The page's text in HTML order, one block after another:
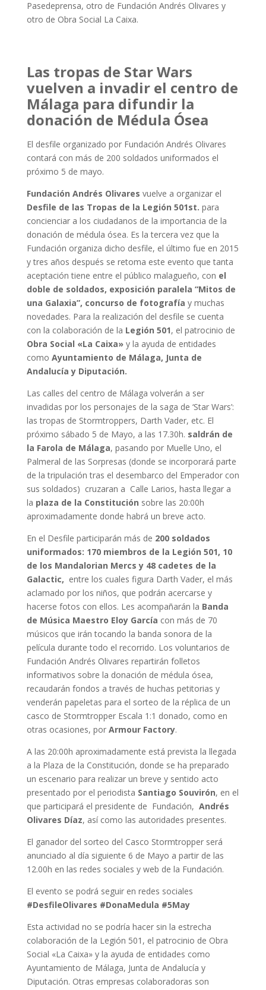
Pasedeprensa, otro de Fundación Andrés Olivares y
otro de Obra Social La Caixa.
Las tropas de Star Wars
vuelven a invadir el centro de
Málaga para difundir la
donación de Médula Ósea
El desfile organizado por Fundación Andrés Olivares
contará con más de 200 soldados uniformados el
próximo 5 de mayo.
Fundación Andrés Olivares vuelve a organizar el
Desfile de las Tropas de la Legión 501st. para
concienciar a los ciudadanos de la importancia de la
donación de médula ósea. Es la tercera vez que la
Fundación organiza dicho desfile, el último fue en 2015
y tres años después se retoma este evento que tanta
aceptación tiene entre el público malagueño, con el
doble de soldados, exposición paralela “Mitos de
una Galaxia”, concurso de fotografía y muchas
novedades. Para la realización del desfile se cuenta
con la colaboración de la Legión 501, el patrocinio de
Obra Social «La Caixa»y la ayuda de entidades
como Ayuntamiento de Málaga, Junta de
Andalucía y Diputación.
Las calles del centro de Málaga volverán a ser
invadidas por los personajes de la saga de ‘Star Wars’:
las tropas de Stormtroppers, Darth Vader, etc. El
próximo sábado 5 de Mayo, a las 17.30h. saldrán de
la Farola de Málaga, pasando por Muelle Uno, el
Palmeral de las Sorpresas (donde se incorporará parte
de la tripulación tras el desembarco del Emperador con
sus soldados) cruzaran a Calle Larios, hasta llegar a
la plaza de la Constitución sobre las 20:00h
aproximadamente donde habrá un breve acto.
En el Desfile participarán más de 200 soldados
uniformados: 170 miembros de la Legión 501, 10
de los Mandalorian Mercs y 48 cadetes de la
Galactic, entre los cuales figura Darth Vader, el más
aclamado por los niños, que podrán acercarse y
hacerse fotos con ellos. Les acompañarán la Banda
de Música Maestro Eloy García con más de 70
músicos que irán tocando la banda sonora de la
película durante todo el recorrido. Los voluntarios de
Fundación Andrés Olivares repartirán folletos
informativos sobre la donación de médula ósea,
recaudarán fondos a través de huchas petitorias y
venderán papeletas para el sorteo de la réplica de un
casco de Stormtropper Escala 1:1 donado, como en
otras ocasiones, por Armour Factory.
A las 20:00h aproximadamente está prevista la llegada
a la Plaza de la Constitución, donde se ha preparado
un escenario para realizar un breve y sentido acto
presentado por el periodista Santiago Souvirón, en el
que participará el presidente de Fundación, Andrés
Olivares Díaz, así como las autoridades presentes.
El ganador del sorteo del Casco Stormtropper será
anunciado al día siguiente 6 de Mayo a partir de las
12.00h en las redes sociales y web de la Fundación.
El evento se podrá seguir en redes sociales
#DesfileOlivares #DonaMedula #5May
Esta actividad no se podría hacer sin la estrecha
colaboración de la Legión 501, el patrocinio de Obra
Social «La Caixa» y la ayuda de entidades como
Ayuntamiento de Málaga, Junta de Andalucía y
Diputación. Otras empresas colaboradoras son